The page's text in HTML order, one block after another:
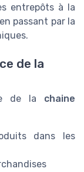
entrepôts à la
passant par la
de la
de la chaine
dans les